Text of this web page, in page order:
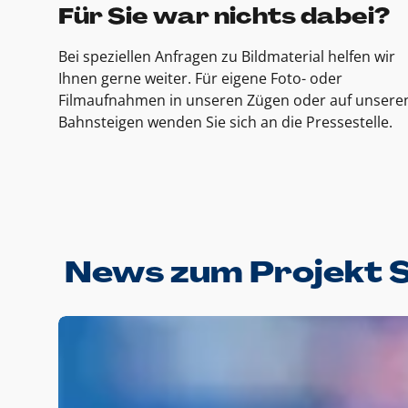
Für Sie war nichts dabei?
Bei speziellen Anfragen zu Bildmaterial helfen wir
Ihnen gerne weiter. Für eigene Foto- oder
Filmaufnahmen in unseren Zügen oder auf
Bahnsteigen wenden Sie sich an die Pressestelle.
News zum Projekt